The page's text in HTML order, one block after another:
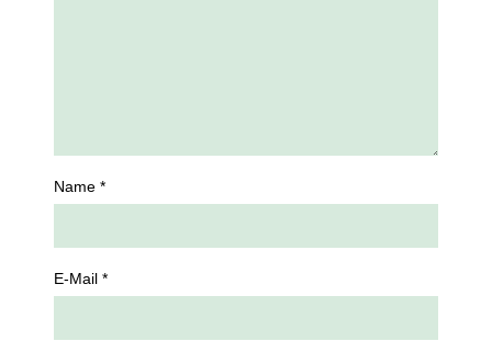
Name *
E-Mail *